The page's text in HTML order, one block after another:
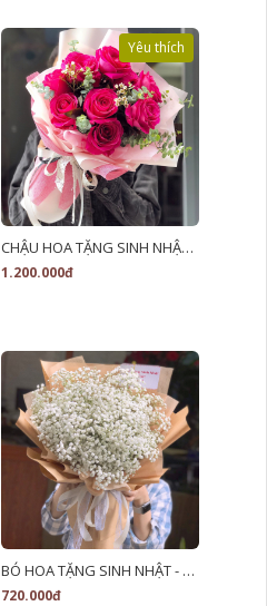
Yêu thích
CHẬU HOA TẶNG SINH NHẬT - LB00002
1.200.000đ
BÓ HOA TẶNG SINH NHẬT - LB00212
720.000đ